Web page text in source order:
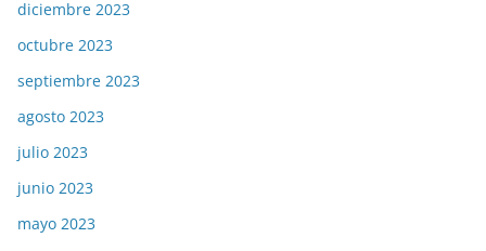
diciembre 2023
octubre 2023
septiembre 2023
agosto 2023
julio 2023
junio 2023
mayo 2023